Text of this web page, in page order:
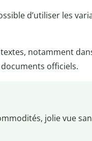
d’utiliser les
notamment
officiels.
jolie vue